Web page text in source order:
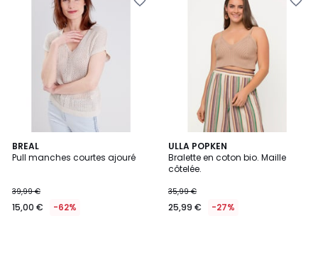
BREAL
Pull manches courtes ajouré
39,99 €
15,00 € -62%
ULLA POPKEN
Bralette en coton bio. Maille
côtelée.
35,99 €
25,99 € -27%